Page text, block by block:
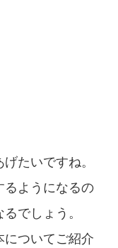
たいですね。
ようになるの
でしょう。
についてご紹介